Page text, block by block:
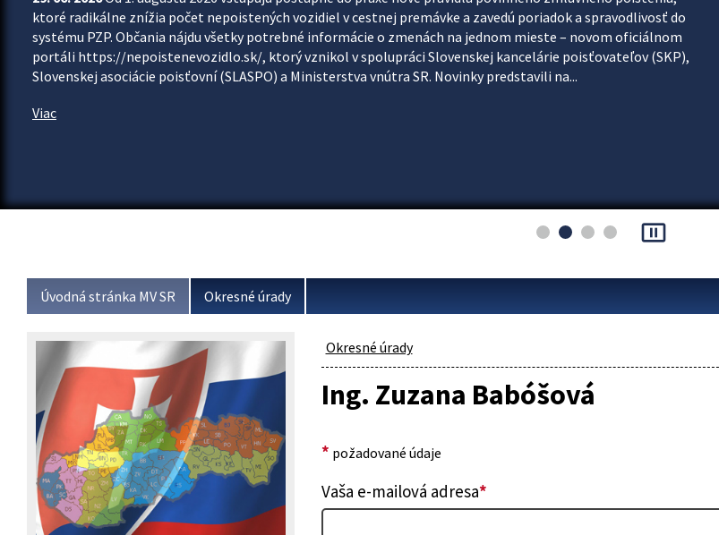
ktoré radikálne znížia počet nepoistených vozidiel v cestnej premávke a zavedú poriadok a spravodlivosť do
systému PZP. Občania nájdu všetky potrebné informácie o zmenách na jednom mieste – novom oficiálnom
portáli https://nepoistenevozidlo.sk/, ktorý vznikol v spolupráci Slovenskej kancelárie poisťovateľov (SKP),
Slovenskej asociácie poisťovní (SLASPO) a Ministerstva vnútra SR. Novinky predstavili na...
Viac
pause_presentation
Úvodná stránka MV SR Okresné úrady
Okresné úrady
Ing. Zuzana Babóšová
* požadované údaje
Vaša e-mailová adresa*